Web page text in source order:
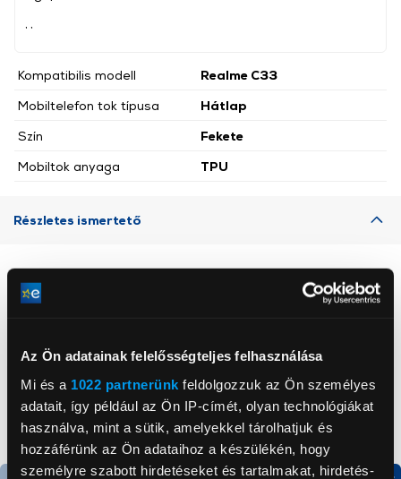
Az Ön adatainak felelősségteljes felhasználása
Mi és a 1022 partnerünk feldolgozzuk az Ön személyes
adatait, így például az Ön IP-címét, olyan technológiákat
használva, mint a sütik, amelyekkel tárolhatjuk és
hozzáférünk az Ön adataihoz a készülékén, hogy
személyre szabott hirdetéseket és tartalmakat, hirdetés-
Kompatibilis modell
Realme C33
Mobiltelefon tok típusa
Hátlap
Szín
Fekete
Mobiltok anyaga
TPU
Részletes ismertető